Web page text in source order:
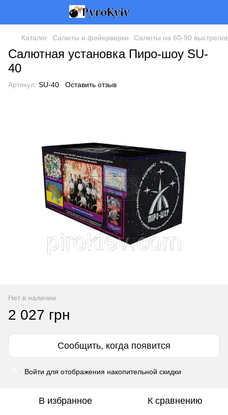
Каталог Салюты и фейерверки Салюты на 60-90
Салютная установка Пиро-шоу SU-
40
Артикул: SU-40 Оставить отзыв
Нет в наличии
2 027 грн
Сообщить, когда появится
Войти для отображения накопительной скидки
В избранное К сравнению